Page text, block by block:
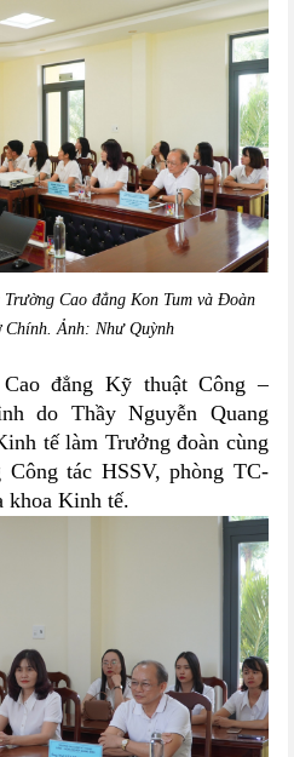
Cao đẳng Kon Tum và Đoàn
Chính. Ảnh: Như Quỳnh
đẳng Kỹ thuật Công –
do Thầy Nguyễn Quang
tế làm Trưởng đoàn cùng
tác HSSV, phòng TC-
khoa Kinh tế.